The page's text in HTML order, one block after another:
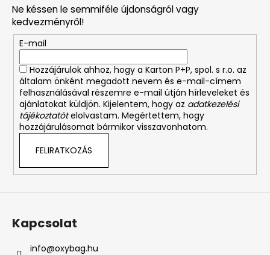
Ne késsen le semmiféle újdonságról vagy
kedvezményről!
E-mail
Hozzájárulok ahhoz, hogy a Karton P+P, spol. s r.o. az
általam önként megadott nevem és e-mail-címem
felhasználásával részemre e-mail útján hírleveleket és
ajánlatokat küldjön. Kijelentem, hogy az adatkezelési
tájékoztatótelolvastam. Megértettem, hogy
hozzájárulásomat bármikor visszavonhatom.
FELIRATKOZÁS
Kapcsolat
info@oxybag.hu